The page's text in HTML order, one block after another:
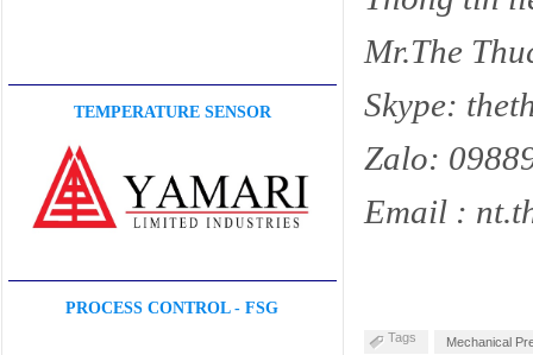
TEMPERATURE SENSOR
PROCESS CONTROL - FSG
Mr.The
Skype:
Zalo:
Email :
Tags Mechanical